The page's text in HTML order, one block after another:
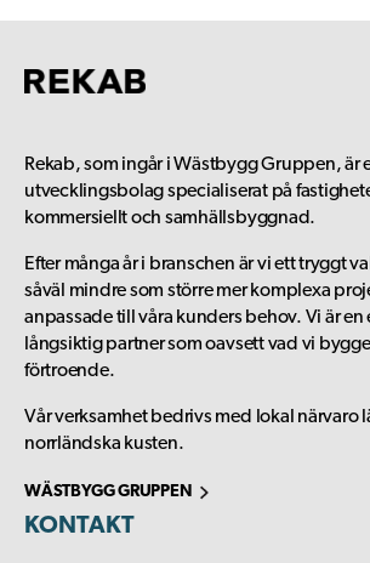
Rekab, som ingår i Wästbygg Gruppen, är
utvecklingsbolag specialiserat på
kommersiellt och samhällsbyggnad.
Efter många år i branschen är vi ett tryggt
såväl mindre som större mer komplexa
anpassade till våra kunders behov. Vi är en
långsiktig partner som oavsett vad vi
förtroende.
Vår verksamhet bedrivs med lokal närvaro
norrländska kusten.
WÄSTBYGG GRUPPEN
KONTAKT